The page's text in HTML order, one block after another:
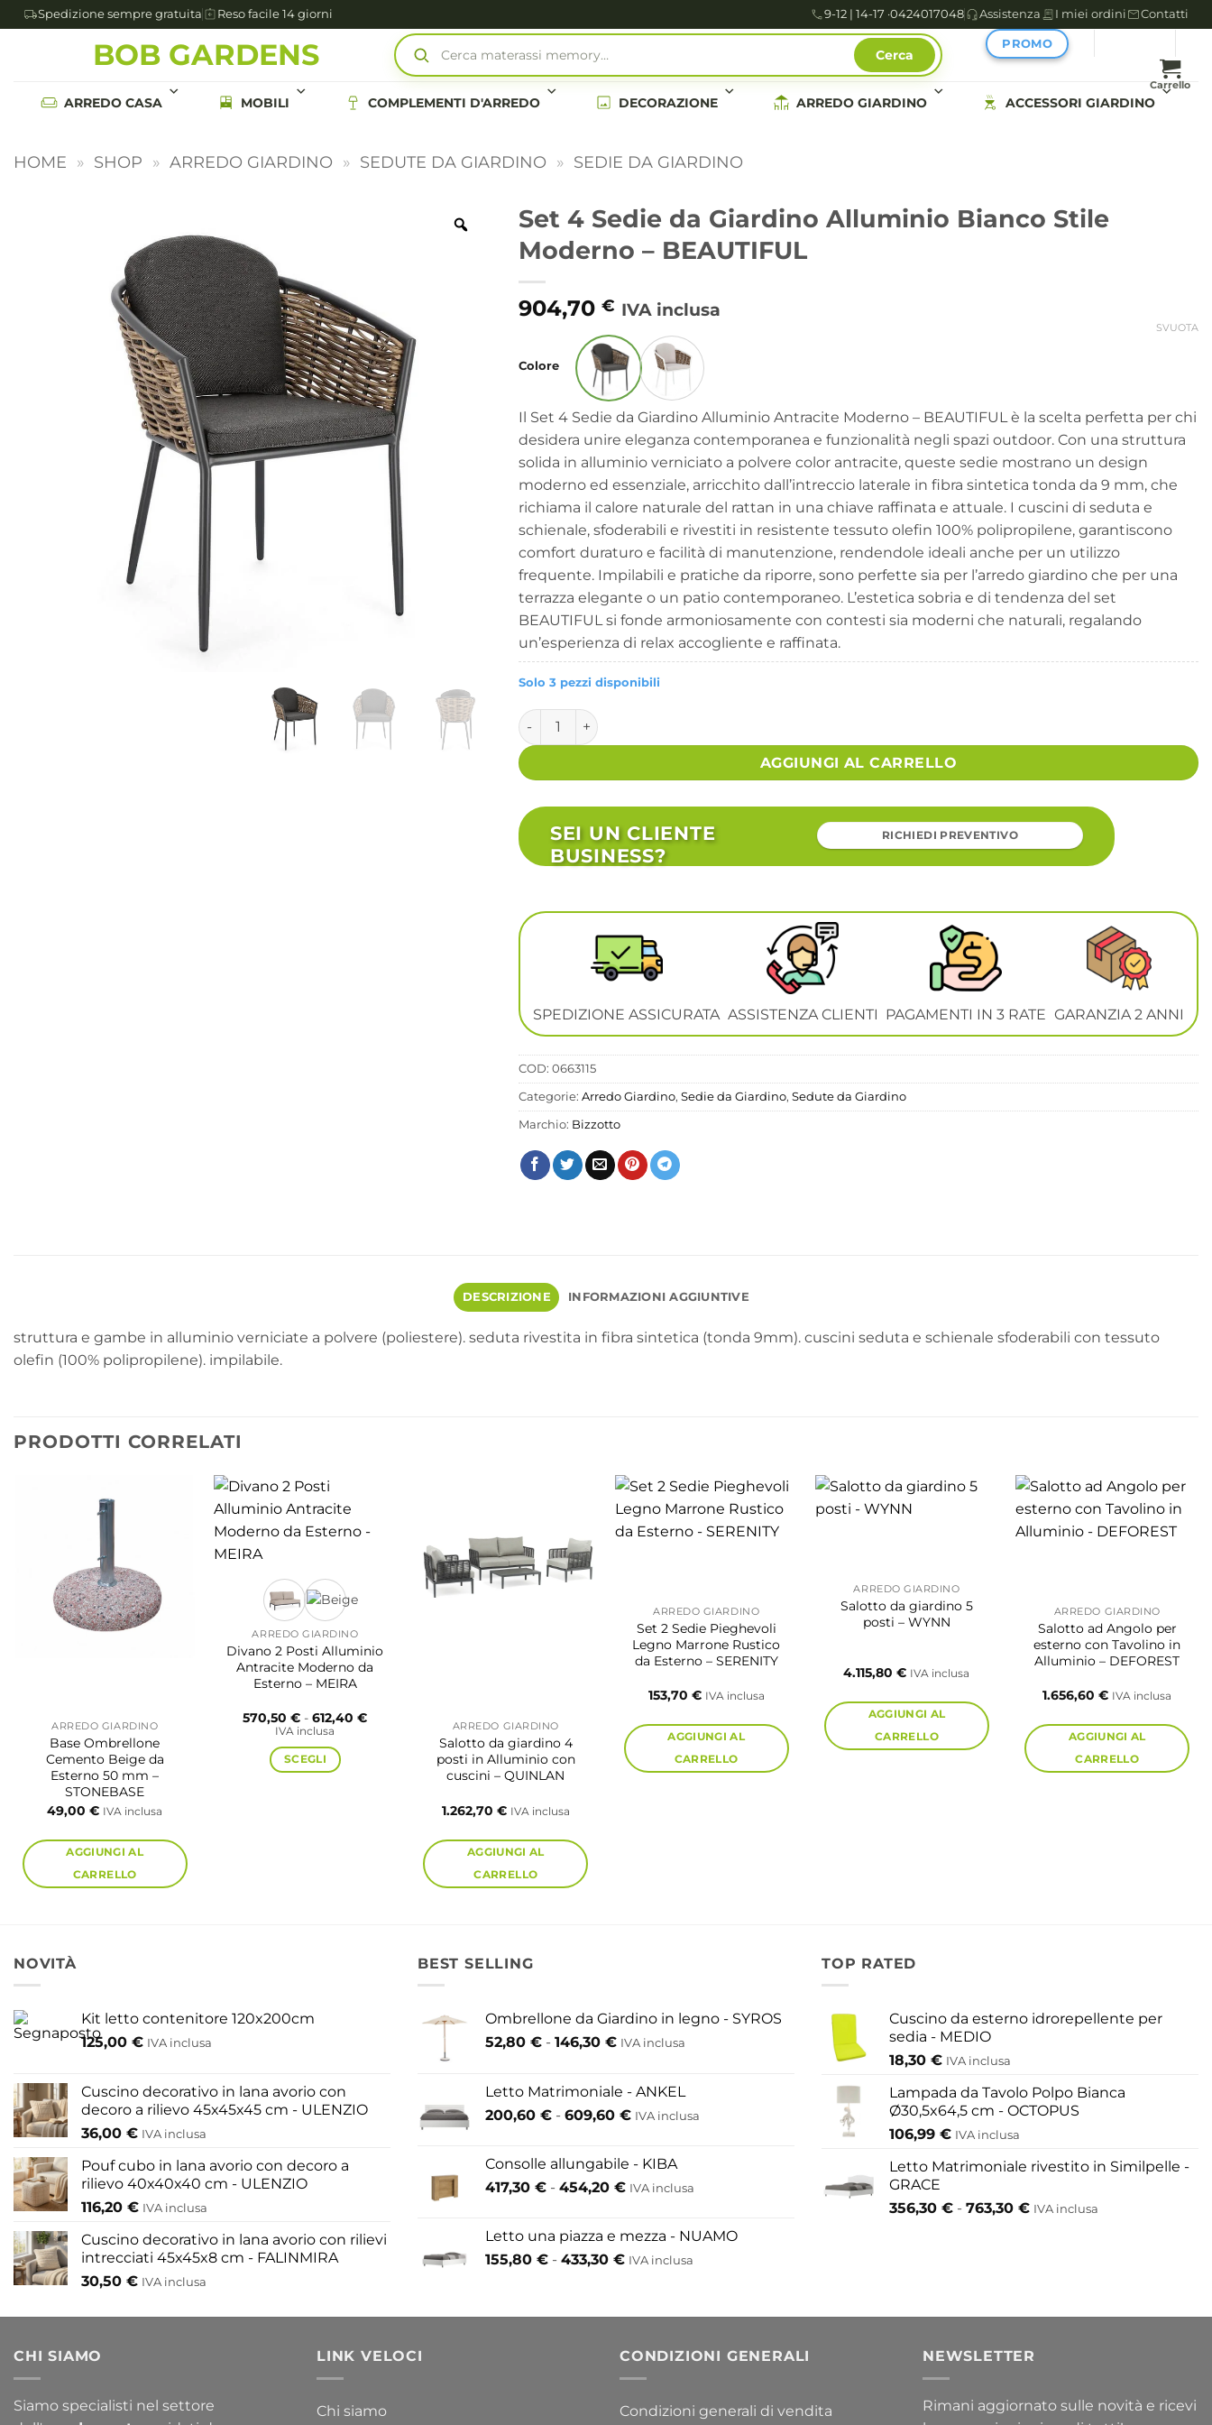
Spedizione sempre gratuita Reso facile 14 giorni 9-12 | 14-17 ·0424017048 Assistenza I miei ordini Contatti
BOB GARDENS Cerca materassi memory… Cerca
PROMO
Carrello
ARREDO CASA MOBILI COMPLEMENTI D'ARREDO DECORAZIONE ARREDO GIARDINO ACCESSORI GIARDINO
HOME » SHOP » ARREDO GIARDINO » SEDUTE DA GIARDINO » SEDIE DA GIARDINO
Set 4 Sedie da Giardino Alluminio Bianco Stile
Moderno – BEAUTIFUL
904,70 € IVA inclusa
Colore
SVUOTA
Il Set 4 Sedie da Giardino Alluminio Antracite Moderno – BEAUTIFUL è la scelta perfetta per chi
desidera unire eleganza contemporanea e funzionalità negli spazi outdoor. Con una struttura
solida in alluminio verniciato a polvere color antracite, queste sedie mostrano un design
moderno ed essenziale, arricchito dall’intreccio laterale in fibra sintetica tonda da 9 mm, che
richiama il calore naturale del rattan in una chiave raffinata e attuale. I cuscini di seduta e
schienale, sfoderabili e rivestiti in resistente tessuto olefin 100% polipropilene, garantiscono
comfort duraturo e facilità di manutenzione, rendendole ideali anche per un utilizzo
frequente. Impilabili e pratiche da riporre, sono perfette sia per l’arredo giardino che per una
terrazza elegante o un patio contemporaneo. L’estetica sobria e di tendenza del set
BEAUTIFUL si fonde armoniosamente con contesti sia moderni che naturali, regalando
un’esperienza di relax accogliente e raffinata.
Solo 3 pezzi disponibili
Set 4 Sedie da Giardino Alluminio Bianco Stile Moderno - BEAUTIFUL quantità
AGGIUNGI AL CARRELLO
Alternative:
SEI UN CLIENTE
BUSINESS?
RICHIEDI PREVENTIVO
SPEDIZIONE ASSICURATA ASSISTENZA CLIENTI PAGAMENTI IN 3 RATE GARANZIA 2 ANNI
COD: 0663115
Categorie: Arredo Giardino, Sedie da Giardino, Sedute da Giardino
Marchio: Bizzotto
DESCRIZIONE INFORMAZIONI AGGIUNTIVE
struttura e gambe in alluminio verniciate a polvere (poliestere). seduta rivestita in fibra sintetica (tonda 9mm). cuscini seduta e schienale sfoderabili con tessuto
olefin (100% polipropilene). impilabile.
PRODOTTI CORRELATI
ARREDO GIARDINO
Base Ombrellone
Cemento Beige da
Esterno 50 mm –
STONEBASE
49,00€ IVA inclusa
AGGIUNGI AL
CARRELLO
ARREDO GIARDINO
Divano 2 Posti Alluminio
Antracite Moderno da
Esterno – MEIRA
570,50€ - 612,40€Fascia
IVA inclusa
SCEGLI
nella
ARREDO GIARDINO
Salotto da giardino 4
posti in Alluminio con
cuscini – QUINLAN
1.262,70 € IVA inclusa
AGGIUNGI AL
CARRELLO
ARREDO GIARDINO
Set 2 Sedie Pieghevoli
Legno Marrone Rustico
da Esterno – SERENITY
153,70 € IVA inclusa
AGGIUNGI AL
CARRELLO
ARREDO GIARDINO
Salotto da giardino 5
posti – WYNN
4.115,80€ IVA inclusa
AGGIUNGI AL
CARRELLO
ARREDO GIARDINO
Salotto ad Angolo per
esterno con Tavolino in
Alluminio – DEFOREST
1.656,60€ IVA inclusa
AGGIUNGI AL
CARRELLO
NOVITÀ
Kit letto contenitore 120x200cm
125,00 € IVA inclusa
Cuscino decorativo in lana avorio con
decoro a rilievo 45x45x45 cm - ULENZIO
36,00 € IVA inclusa
Pouf cubo in lana avorio con decoro a
rilievo 40x40x40 cm - ULENZIO
116,20 € IVA inclusa
Cuscino decorativo in lana avorio con rilievi
intrecciati 45x45x8 cm - FALINMIRA
30,50 € IVA inclusa
BEST SELLING
Ombrellone da Giardino in legno - SYROS
52,80 € - 146,30 €Fascia
da
52,80 €
146,30 €
IVA inclusa
Letto Matrimoniale - ANKEL
200,60 € - 609,60 €Fascia
da
200,60 €
609,60 €
IVA inclusa
Consolle allungabile - KIBA
417,30 € - 454,20 €Fascia
da
417,30 €
IVA inclusa
Letto una piazza e mezza - NUAMO
155,80 € - 433,30 €Fascia
da
a
IVA inclusa
TOP RATED
Cuscino da esterno idrorepellente per
sedia - MEDIO
18,30 € IVA inclusa
Lampada da Tavolo Polpo Bianca
Ø30,5x64,5 cm - OCTOPUS
106,99 € IVA inclusa
Letto Matrimoniale rivestito in Similpelle -
GRACE
356,30 € - 763,30 €Fascia
763,30 €
IVA inclusa
CHI SIAMO
Siamo specialisti nel settore
LINK VELOCI
Chi siamo
CONDIZIONI GENERALI
Condizioni generali di vendita
NEWSLETTER
Rimani aggiornato sulle novità e ricevi